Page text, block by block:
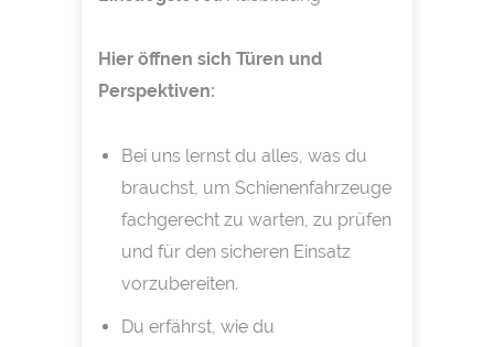
Hier öffnen sich Türen und
Perspektiven:
Bei uns lernst du alles, was du
brauchst, um Schienenfahrzeuge
fachgerecht zu warten, zu prüfen
und für den sicheren Einsatz
vorzubereiten.
Du erfährst, wie du